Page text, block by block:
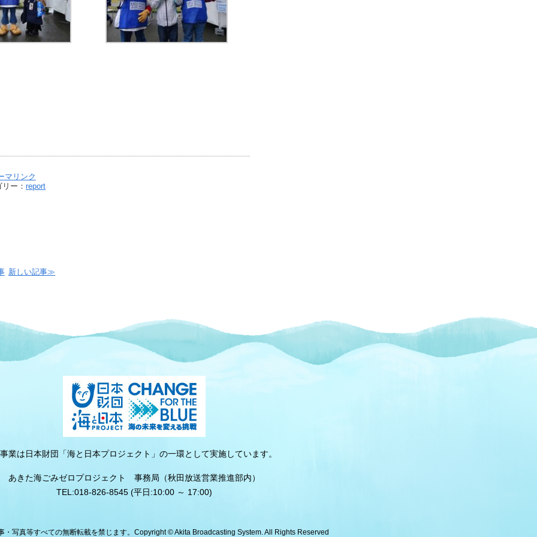
マリンク
リー：report
新しい記事≫
業は日本財団「海と日本プロジェクト」の一環として実施しています。
あきた海ごみゼロプロジェクト 事務局（秋田放送営業推進部内）
TEL:018-826-8545 (平日:10:00 ～ 17:00)
・写真等すべての無断転載を禁じます。Copyright © Akita Broadcasting System. All Rights Reserved